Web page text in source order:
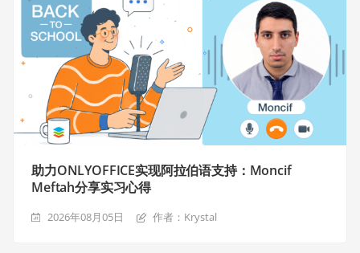
助力ONLYOFFICE实现阿拉伯语支持：Moncif
Meftah分享实习心得
2026年08月05日 作者：Krystal